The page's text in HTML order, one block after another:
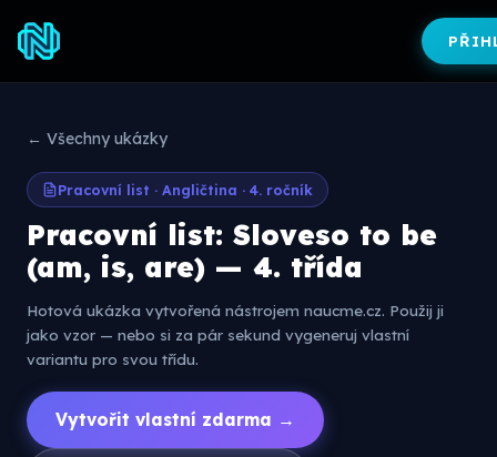
← Všechny ukázky
Pracovní list · Angličtina · 4. ročník
Pracovní list: Sloveso to be
(am, is, are) — 4. třída
Hotová ukázka vytvořená nástrojem naucme.cz. Použij ji
jako vzor — nebo si za pár sekund vygeneruj vlastní
variantu pro svou třídu.
Vytvořit vlastní zdarma →